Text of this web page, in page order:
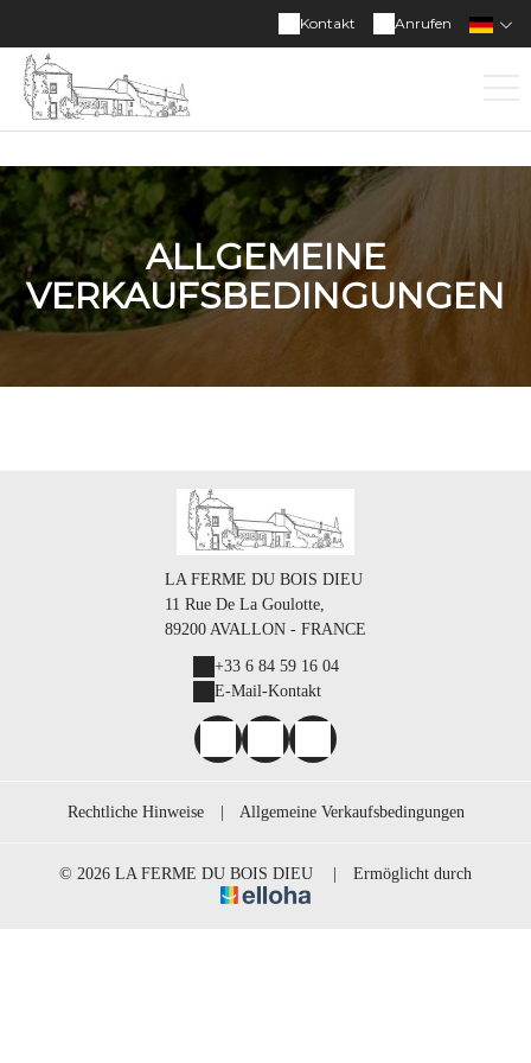
Anrufen
Kontakt
ALLGEMEINE
VERKAUFSBEDINGUNGEN
LA FERME DU BOIS DIEU
11 Rue De La Goulotte,
89200 AVALLON - FRANCE
+33 6 84 59 16 04
E-Mail-Kontakt
Rechtliche Hinweise Allgemeine Verkaufsbedingungen
© 2026 LA FERME DU BOIS DIEU Ermöglicht durch